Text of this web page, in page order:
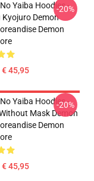
Yaiba Hoodies -
Kyojuro Demon
Demon
€ 45,95
-20%
Yaiba Hoodies -
Mask Demon
Demon
€ 45,95
-20%